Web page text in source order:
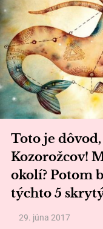
Toto je
Kozorožcov!
okolí? Potom
týchto 5
29. júna 2017